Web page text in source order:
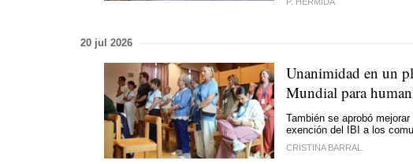
20 jul 2026
Unanimidad en un
Mundial para
También se aprobó
exención del IBI a los
CRISTINA BARRAL